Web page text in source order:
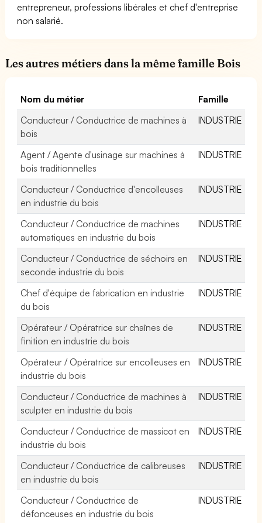
entrepreneur, professions libérales et chef d'entreprise
non salarié.
Les autres métiers dans la même famille Bois
Nom du métier
Famille
Conducteur / Conductrice de machines à
bois
INDUSTRIE
Agent / Agente d'usinage sur machines à
bois traditionnelles
INDUSTRIE
Conducteur / Conductrice d'encolleuses
en industrie du bois
INDUSTRIE
Conducteur / Conductrice de machines
automatiques en industrie du bois
INDUSTRIE
Conducteur / Conductrice de séchoirs en
seconde industrie du bois
INDUSTRIE
Chef d'équipe de fabrication en industrie
du bois
INDUSTRIE
Opérateur / Opératrice sur chaînes de
finition en industrie du bois
INDUSTRIE
Opérateur / Opératrice sur encolleuses en
industrie du bois
INDUSTRIE
Conducteur / Conductrice de machines à
sculpter en industrie du bois
INDUSTRIE
Conducteur / Conductrice de massicot en
industrie du bois
INDUSTRIE
Conducteur / Conductrice de calibreuses
en industrie du bois
INDUSTRIE
Conducteur / Conductrice de
défonceuses en industrie du bois
INDUSTRIE